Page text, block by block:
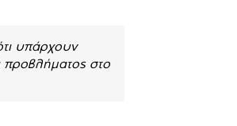
υπάρχουν
προβλήματος στο